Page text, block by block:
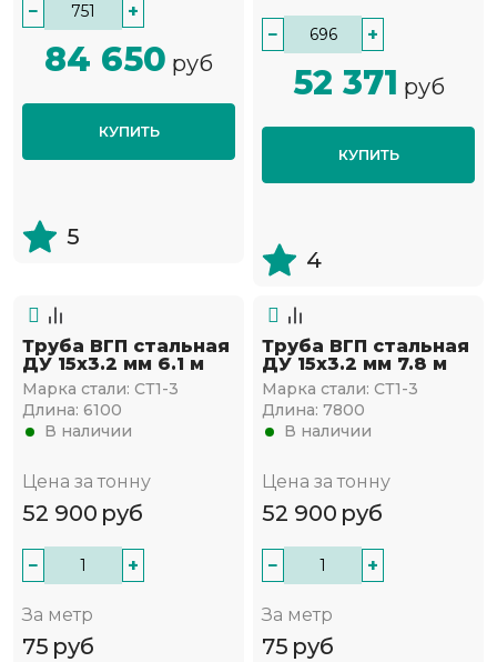
− +
84 650 руб
КУПИТЬ
5
− +
52 371 руб
КУПИТЬ
4
Труба ВГП стальная
ДУ 15х3.2 мм 6.1 м
Марка стали: СТ1-3
Длина: 6100
В наличии
Цена за тонну
52 900 руб
− +
За метр
75 руб
Труба ВГП стальная
ДУ 15х3.2 мм 7.8 м
Марка стали: СТ1-3
Длина: 7800
В наличии
Цена за тонну
52 900 руб
− +
За метр
75 руб